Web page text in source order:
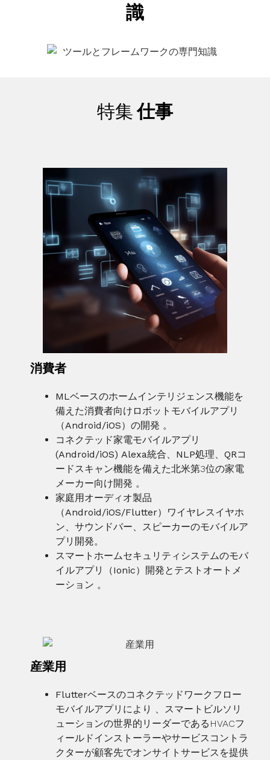
識
特集仕事
消費者
MLベースのホームインテリジェンス機能を
備えた消費者向けロボットモバイルアプリ
（Android/iOS）の開発 。
コネクテッド家電モバイルアプリ
(Android/iOS) Alexa統合、NLP処理、QRコ
ードスキャン機能を備えた北米第3位の家電
メーカー向け開発 。
家庭用オーディオ製品
（Android/iOS/Flutter） ワイヤレスイヤホ
ン、サウンドバー、スピーカーのモバイルア
プリ開発。
スマートホームセキュリティシステムのモバ
イルアプリ（Ionic）開発とテストオートメ
ーション 。
産業用
Flutterベースのコネクテッドワークフロー
モバイルアプリにより
、スマートビルソリ
ューションの世界的リーダーであるHVACフ
ィールドインストーラーやサービスコントラ
クターが顧客先でオンサイトサービスを提供